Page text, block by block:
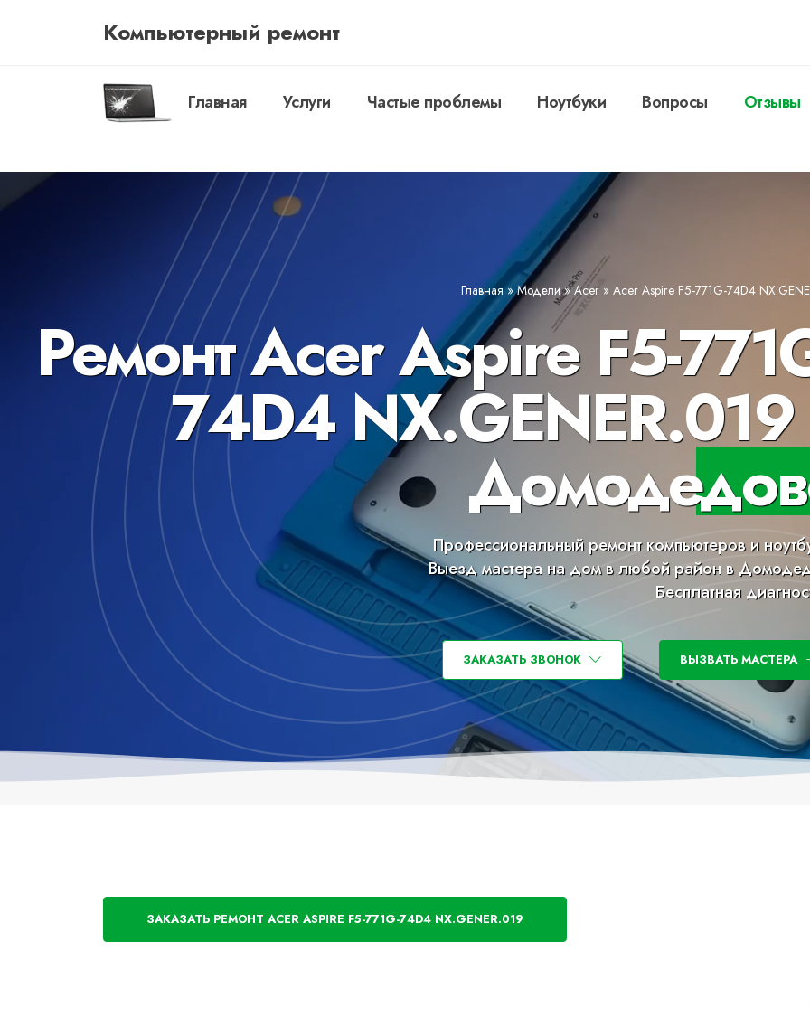
Компьютерный ремонт
Главная Услуги Частые проблемы Ноутбуки Вопросы Отзывы
Главная»Модели»Acer » Acer Aspire F5-771G-74D4
Ремонт Acer Aspire F5-
74D4 NX.GENER.019
Профессиональный ремонт компьютеров и
Выезд мастера на дом в любой район в
Бесплатная
ЗАКАЗАТЬ ЗВОНОК ВЫЗВАТЬ МАСТЕРА
ЗАКАЗАТЬ РЕМОНТ ACER ASPIRE F5-771G-74D4 NX.GENER.019